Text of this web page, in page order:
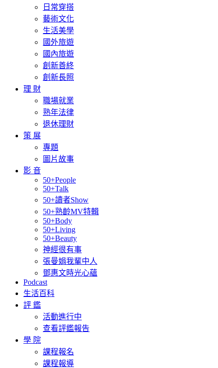
日常穿搭
藝術文化
生活美學
國外旅遊
國內旅遊
創新善終
創新長照
理 財
職場就業
熟年法律
退休理財
策 展
專題
圖片故事
影 音
50+People
50+Talk
50+讀者Show
50+熟齡MV特輯
50+Body
50+Living
50+Beauty
神經很有事
張曼娟我輩中人
鄧惠文時光心蘊
Podcast
生活百科
評 鑑
活動進行中
查看評鑑報告
學 院
課程報名
課程報導